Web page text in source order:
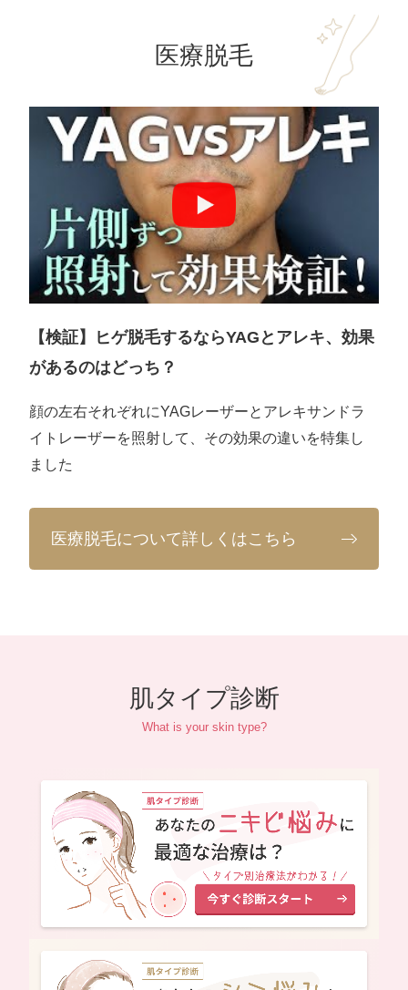
医療脱毛
【検証】ヒゲ脱毛するならYAGとアレキ、効果
があるのはどっち？
顔の左右それぞれにYAGレーザーとアレキサンドラ
イトレーザーを照射して、その効果の違いを特集し
ました
医療脱毛について詳しくはこちら
肌タイプ診断
What is your skin type?